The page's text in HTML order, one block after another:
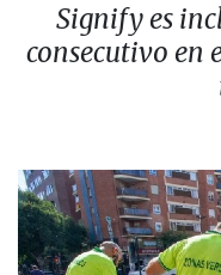
Signify es
consecutivo en